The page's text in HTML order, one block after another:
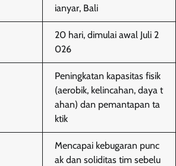
ianyar, Bali
20 hari, dimulai awal Juli 2
026
Peningkatan kapasitas fisik
(aerobik, kelincahan, daya t
ahan) dan pemantapan ta
ktik
Mencapai kebugaran punc
ak dan soliditas tim sebelu